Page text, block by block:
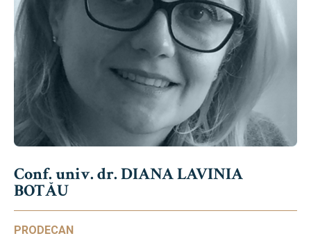
Conf. univ. dr. DIANA LAVINIA
BOTĂU
PRODECAN